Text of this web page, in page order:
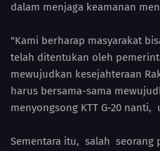
dalam menjaga keamanan
"Kami berharap masyarakat
telah ditentukan oleh
mewujudkan kesejahteraan
harus bersama-sama
menyongsong KTT G-20 nanti,
Sementara itu, salah seorang